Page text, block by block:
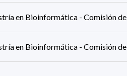
en Bioinformática - Comisión
en Bioinformática - Comisión